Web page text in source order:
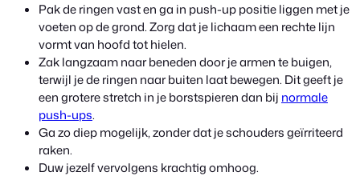
Pak de ringen vast en ga in push-up positie liggen met je
voeten op de grond. Zorg dat je lichaam een rechte lijn
vormt van hoofd tot hielen.
Zak langzaam naar beneden door je armen te buigen,
terwijl je de ringen naar buiten laat bewegen. Dit geeft je
een grotere stretch in je borstspieren dan bij normale
push-ups.
Ga zo diep mogelijk, zonder dat je schouders geïrriteerd
raken.
Duw jezelf vervolgens krachtig omhoog.